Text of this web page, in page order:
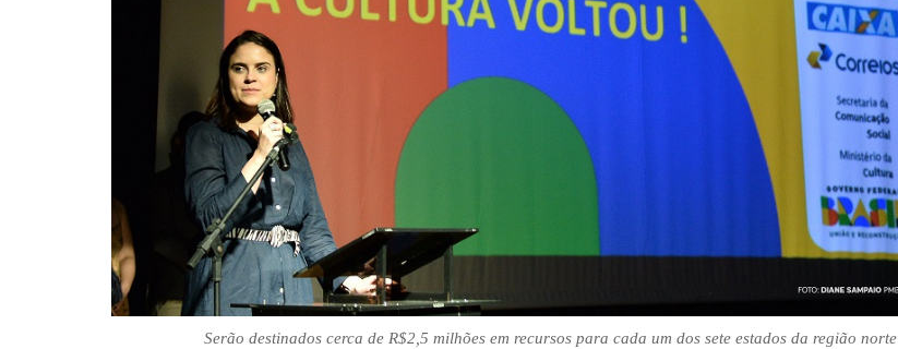
Serão destinados cerca de R$2,5 milhões em recursos para cada um dos sete estados da região norte